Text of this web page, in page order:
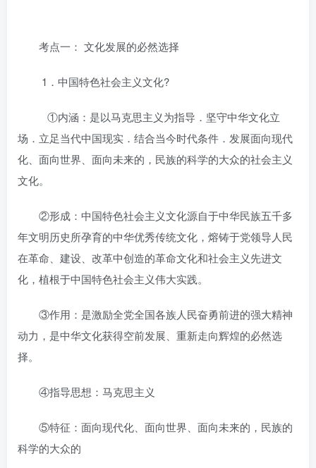
考点一： 文化发展的必然选择
1．中国特色社会主义文化?
①内涵：是以马克思主义为指导．坚守中华文化立
场．立足当代中国现实．结合当今时代条件．发展面向现代
化、面向世界、面向未来的，民族的科学的大众的社会主义
文化。
②形成：中国特色社会主义文化源自于中华民族五千多
年文明历史所孕育的中华优秀传统文化，熔铸于党领导人民
在革命、建设、改革中创造的革命文化和社会主义先进文
化，植根于中国特色社会主义伟大实践。
③作用：是激励全党全国各族人民奋勇前进的强大精神
动力，是中华文化获得空前发展、重新走向辉煌的必然选
择。
④指导思想：马克思主义
⑤特征：面向现代化、面向世界、面向未来的，民族的
科学的大众的